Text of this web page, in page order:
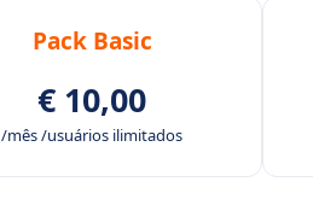
Pack Basic
€ 10,00
/mês /usuários ilimitados